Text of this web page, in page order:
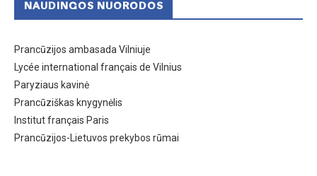
NAUDINGOS NUORODOS
Prancūzijos ambasada Vilniuje
Lycée international français de Vilnius
Paryziaus kavinė
Prancūziškas knygynėlis
Institut français Paris
Prancūzijos-Lietuvos prekybos rūmai